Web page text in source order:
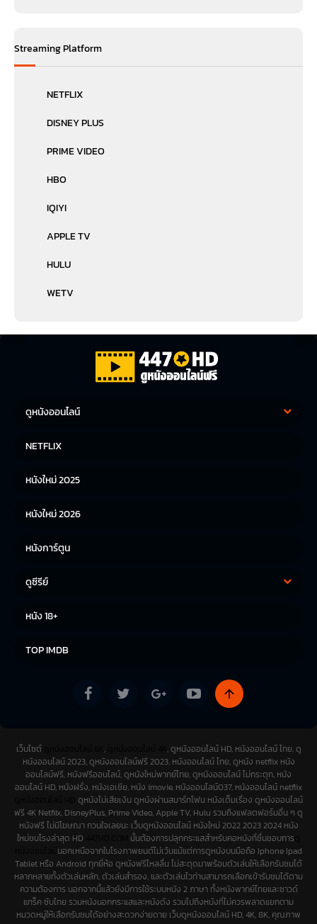
Streaming Platform
NETFLIX
DISNEY PLUS
PRIME VIDEO
HBO
IQIYI
APPLE TV
HULU
WETV
ดูหนังออนไลน์
หนังญี่ปุ่น
NETFLIX
หนังใหม่ 2025
หนังใหม่ 2026
หนังการ์ตูน
ดูซีรีย์
หนัง 18+
TOP IMDB
เว็บไซต์ ,
, ดูหนังออนไลน์ HD, หนังออนไลน์ ไทย, ดู
หนังออนไลน์ 2023, ดูหนังออนไลน์ฟรี 2023, หนังออนไลน์ ไทย, ดูหนัง netflix หนัง
ออนไลน์ฟรี, หนังฟรีออนไลน์, ดูหนังใหม่พากย์ไทย, ดูหนังออนไลน์ ไม่กระตุก, หนัง
ออนไลน์ HD, หนังฝรั่ง, หนังเอเชีย, หนัง imovie, หนังออนไลน์037, หนังออนไลน์ netflix
ดูหนังไม่เสียเงิน ดูหนังผ่านสมาร์ทโฟน หนังเต็มเรื่อง ดูหนังออนไลน์
ฟรี 4K Netfilx, DisneyPlus, Prime Video, Apple TV, Hulu รวมถึงแฟลตฟอร์มอื่น ๆ ดู
หนังฟรี ไม่มีโฆษณา กวนใจเลยนะ เว็บดูหนังออนไลน์ หนังใหม่ 2022 2023 2024 หนัง
ใหม่ชนโรงล่าสุด HD
นั้นต้องการปลุกกระแสสำหรับคอหนังที่ชื่นชอบการ
นอกเหนือจากในโรงภาพยนต์ไม่เว้นแม้แต่การดูหนังบนมือถือ Iphone Ipad
Tablet หรือ Android ทุกยี่ห้อ ดูหนังฟรีไหลลื่น ไม่สะดุดมาพร้อมตัวเล่นให้เลือกรับชมได้
หลากหลายทั้งตัวเล่นหลัก, ตัวเล่นสำรอง, และตัวเล่นไวท่านสามารถเลือกเข้ารับชมได้ตาม
ความต้องการ นอกจากนี้แล้วยังมีการใช้ระบบหนัง 2 ภาษา ทั้งหนังพากย์ไทยและซาวด์
แทร็ค ซับไทย รวมหนังนอกกระแสและหนังดัง รวมไปถึงหนังที่ไม่ควรพลาดแยกตาม
หมวดหมู่ให้เลือกรับชมได้อย่างสะดวกง่ายดาย เว็บดูหนังออนไลน์ HD, 4K, 8K, คุณภาพ